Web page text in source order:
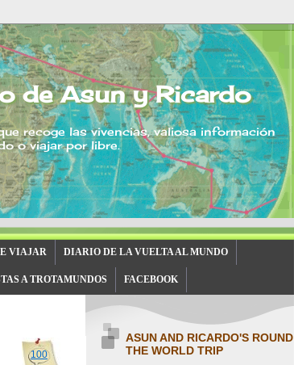
de Asun y Ricardo
recoge las vivencias, valiosa información
o viajar por libre.
VIAJAR DIARIO DE LA VUELTA AL MUNDO
A TROTAMUNDOS FACEBOOK
100
ASUN AND RICARDO'S ROUND
THE WORLD TRIP